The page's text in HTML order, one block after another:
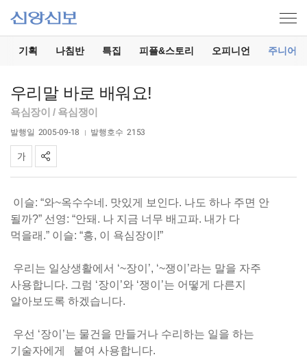
기획 나침반 특집 피플&스토리 오피니언 주니어
우리말 바로 배워요!
욕심장이 / 욕심쟁이
발행일 2005-09-18 발행호수 2153
이슬: “와~옥수수네. 맛있게 보인다. 나도 하나 주면 안
될까?” 선영: “안돼. 나 지금 너무 배고파. 내가 다
먹을래.” 이슬: “흥, 이 욕심장이!”
우리는 일상생활에서 ‘~장이’, ‘~쟁이’라는 말을 자주
사용합니다. 그럼 ‘장이’와 ‘쟁이’는 어떻게 다른지
알아보도록 하겠습니다.
우선 ‘장이’는 물건을 만들거나 수리하는 일을 하는
기술자에게 붙여 사용합니다.